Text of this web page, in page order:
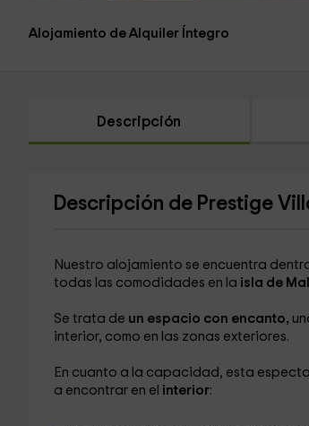
Alojamiento de Alquiler Íntegro
Descripción
Descripción de Prestige
Nuestro alojamiento se encuentra
todas las comodidades en la isla de
Se trata de un espacio con encanto,
interior, como en las zonas exteriores.
En cuanto a la capacidad, esta
a encontrar en el interior: